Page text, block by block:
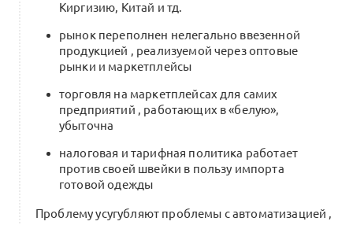
Якутская новая волна
х АСИ
2 комментария
Интро:Мария Карпухина
Киргизию, Китай и тд.
рынок переполнен нелегально ввезенной
продукцией , реализуемой через оптовые
рынки и маркетплейсы
торговля на маркетплейсах для самих
предприятий , работающих в «белую»,
убыточна
налоговая и тарифная политика работает
против своей швейки в пользу импорта
готовой одежды
Проблему усугубляют проблемы с автоматизацией ,